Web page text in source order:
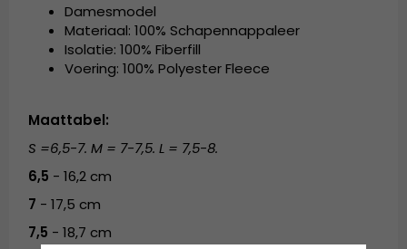
Damesmodel
Materiaal: 100% Schapennappaleer
Isolatie: 100% Fiberfill
Voering: 100% Polyester Fleece
Maattabel:
S =6,5-7. M = 7-7,5. L = 7,5-8.
6,5 - 16,2 cm
7 - 17,5 cm
7,5 - 18,7 cm